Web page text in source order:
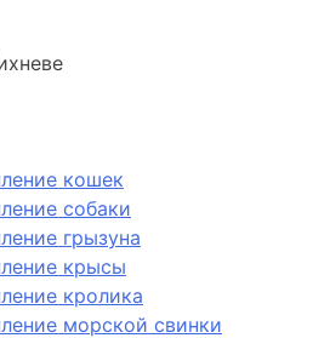
кошек
собаки
грызуна
крысы
кролика
морской свинки